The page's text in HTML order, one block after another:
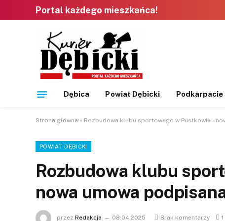
Portal każdego mieszkańca!
Dębica Powiat Dębicki Podkarpacie
Strona główna » Rozbudowa klubu sportowego w Pustkowie –
POWIAT DĘBICKI
Rozbudowa klubu
nowa umowa
przez Redakcja 08.04.2025 Brak komentarzy